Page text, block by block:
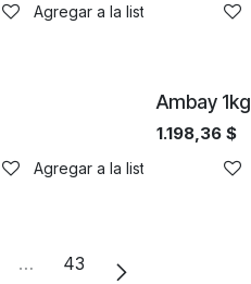
Agregar a la lista de deseos
Agregar a la lista de deseos
Ambay 1kg
1.198,36$
… 43